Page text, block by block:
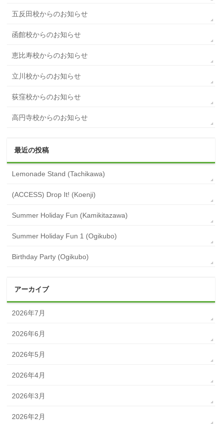
五反田校からのお知らせ
函館校からのお知らせ
恵比寿校からのお知らせ
立川校からのお知らせ
荻窪校からのお知らせ
高円寺校からのお知らせ
最近の投稿
Lemonade Stand (Tachikawa)
(ACCESS) Drop It! (Koenji)
Summer Holiday Fun (Kamikitazawa)
Summer Holiday Fun 1 (Ogikubo)
Birthday Party (Ogikubo)
アーカイブ
2026年7月
2026年6月
2026年5月
2026年4月
2026年3月
2026年2月